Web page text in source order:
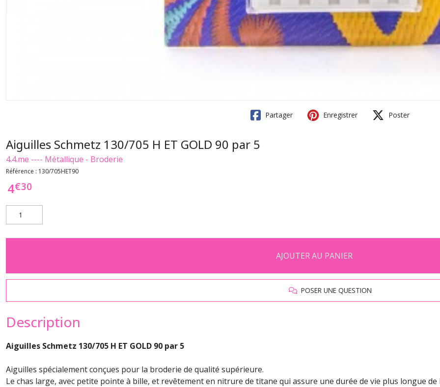
Partager Enregistrer Poster
Aiguilles Schmetz 130/705 H ET GOLD 90 par 5
4.4.me ---- Métallique - Broderie
Référence : 130/705HET90
4€30
AJOUTER AU PANIER
POSER UNE QUESTION
Description
Aiguilles Schmetz 130/705 H ET GOLD 90 par 5
Aiguilles spécialement conçues pour la broderie de qualité supérieure.
Le chas large, avec petite pointe à bille, et revêtement en nitrure de titane qui assure une durée de vie plus longue